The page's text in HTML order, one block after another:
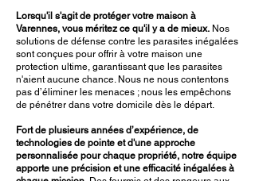
Lorsqu'il s'agit de protéger votre maison à
Varennes, vous méritez ce qu'il y a de mieux. Nos
solutions de défense contre les parasites inégalées
sont conçues pour offrir à votre maison une
protection ultime, garantissant que les parasites
n'aient aucune chance. Nous ne nous contentons
pas d’éliminer les menaces ; nous les empêchons
de pénétrer dans votre domicile dès le départ.
Fort de plusieurs années d’expérience, de
technologies de pointe et d'une approche
personnalisée pour chaque propriété, notre équipe
apporte une précision et une efficacité inégalées à